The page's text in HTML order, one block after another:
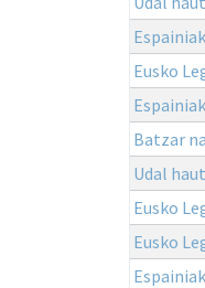
Eusko
Batzar
Udal
Eusko
Eusko